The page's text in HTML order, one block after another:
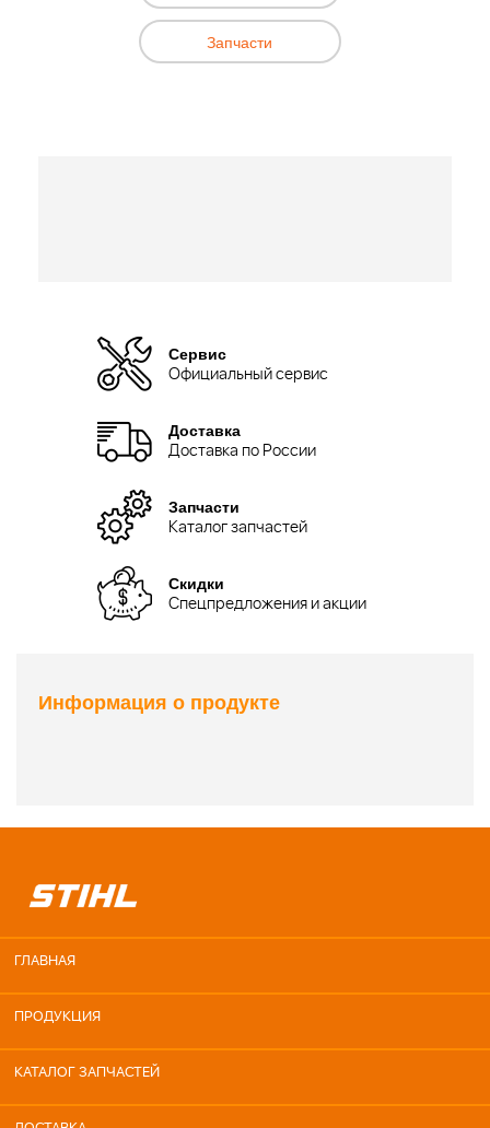
Запчасти
Сервис
Официальный сервис
Доставка
Доставка по России
Запчасти
Каталог запчастей
Скидки
Спецпредложения и акции
Информация о продукте
ГЛАВНАЯ
ПРОДУКЦИЯ
КАТАЛОГ ЗАПЧАСТЕЙ